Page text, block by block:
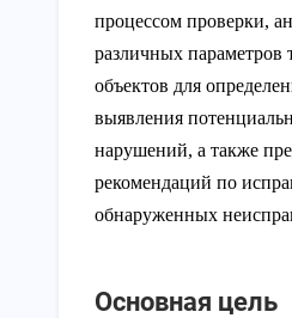
процессом проверки,
различных параметров
объектов для
выявления
нарушений, а также
рекомендаций по
обнаруженных
Основная цель